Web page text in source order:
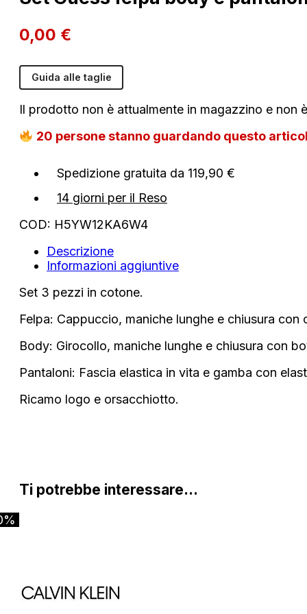
0,00 €
Guida alle taglie
Il prodotto non è attualmente in magazzino e non
20 persone stanno guardando questo
Spedizione gratuita da 119,90 €
14 giorni per il Reso
COD: H5YW12KA6W4
Descrizione
Informazioni aggiuntive
Set 3 pezzi in cotone.
Felpa: Cappuccio, maniche lunghe e chiusura con
Body: Girocollo, maniche lunghe e chiusura con
Pantaloni: Fascia elastica in vita e gamba con
Ricamo logo e orsacchiotto.
Ti potrebbe interessare…